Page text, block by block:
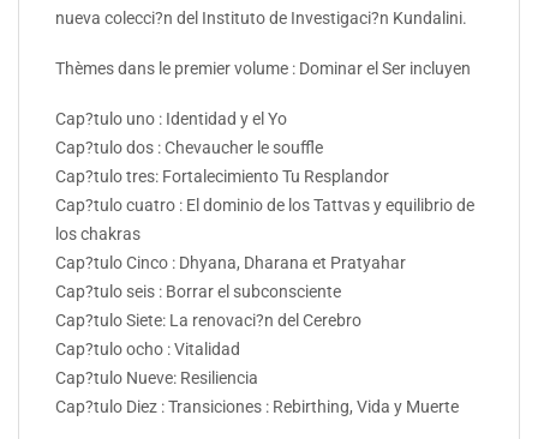
nueva colecci?n del Instituto de Investigaci?n Kundalini.
Thèmes dans le premier volume : Dominar el Ser incluyen
Cap?tulo uno : Identidad y el Yo
Cap?tulo dos : Chevaucher le souffle
Cap?tulo tres: Fortalecimiento Tu Resplandor
Cap?tulo cuatro : El dominio de los Tattvas y equilibrio de
los chakras
Cap?tulo Cinco : Dhyana, Dharana et Pratyahar
Cap?tulo seis : Borrar el subconsciente
Cap?tulo Siete: La renovaci?n del Cerebro
Cap?tulo ocho : Vitalidad
Cap?tulo Nueve: Resiliencia
Cap?tulo Diez : Transiciones : Rebirthing, Vida y Muerte